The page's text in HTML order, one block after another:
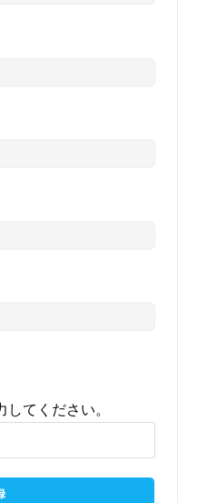
てください。